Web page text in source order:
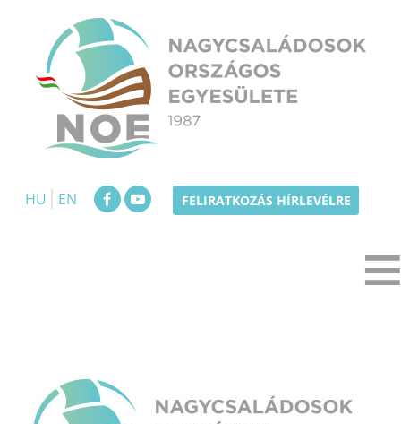
content
HU
EN FELIRATKOZÁS HÍRLEVÉLRE